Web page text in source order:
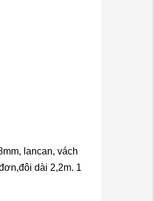
lancan, vách
dài 2,2m. 1